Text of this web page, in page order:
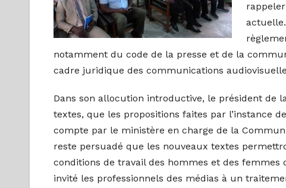
notamment du code de la presse et de la
cadre juridique des communications
Dans son allocution introductive, le président de
textes, que les propositions faites par l’instance
compte par le ministère en charge de la
reste persuadé que les nouveaux textes
conditions de travail des hommes et des femmes
invité les professionnels des médias à un